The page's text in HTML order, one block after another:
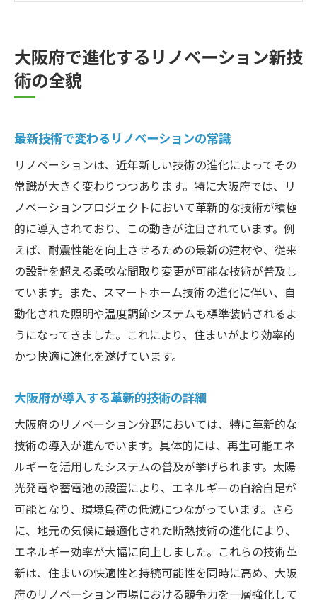
大阪府の未来を見据えた技術革新
リノベーションの新技術が大阪府に与える影響
地域コミュニティへの貢献
生活品質を高める技術の影響
環境への配慮が生む新たな価値
社会に広がる新技術の可能性
大阪府の都市開発とリノベーションの相乗
効果
大阪府のリノベーション革命スマートホームの
普及
スマートホーム技術の進化と普及状況
家庭内での便利さを追求する新技術
住まいの安全性を高めるスマート技術
大阪府におけるスマートホームの未来展望
住民の生活を変えるテクノロジーの力
再生可能エネルギーとリノベーション大阪府の
挑戦
再生可能エネルギーの導入事例
環境に優しいエネルギー活用の実践
エネルギー自給率向上への取り組み
大阪府が目指す持続可能な社会
大阪府で進化するリノベーション新技
術の全貌
最新技術で変わるリノベーションの常識
リノベーションは、近年新しい技術の進化によってその
常識が大きく変わりつつあります。特に大阪府では、リ
ノベーションプロジェクトにおいて革新的な技術が積極
的に導入されており、この動きが注目されています。例
えば、耐震性能を向上させるための最新の建材や、従来
の設計を超える柔軟な間取り変更が可能な技術が普及し
ています。また、スマートホーム技術の進化に伴い、自
動化された照明や温度調節システムも標準装備されるよ
うになってきました。これにより、住まいがより効率的
かつ快適に進化を遂げています。
大阪府が導入する革新的技術の詳細
大阪府のリノベーション分野においては、特に革新的な
技術の導入が進んでいます。具体的には、再生可能エネ
ルギーを活用したシステムの普及が挙げられます。太陽
光発電や蓄電池の設置により、エネルギーの自給自足が
可能となり、環境負荷の低減につながっています。さら
に、地元の気候に最適化された断熱技術の進化により、
エネルギー効率が大幅に向上しました。これらの技術革
新は、住まいの快適性と持続可能性を同時に高め、大阪
府のリノベーション市場における競争力を一層強化して